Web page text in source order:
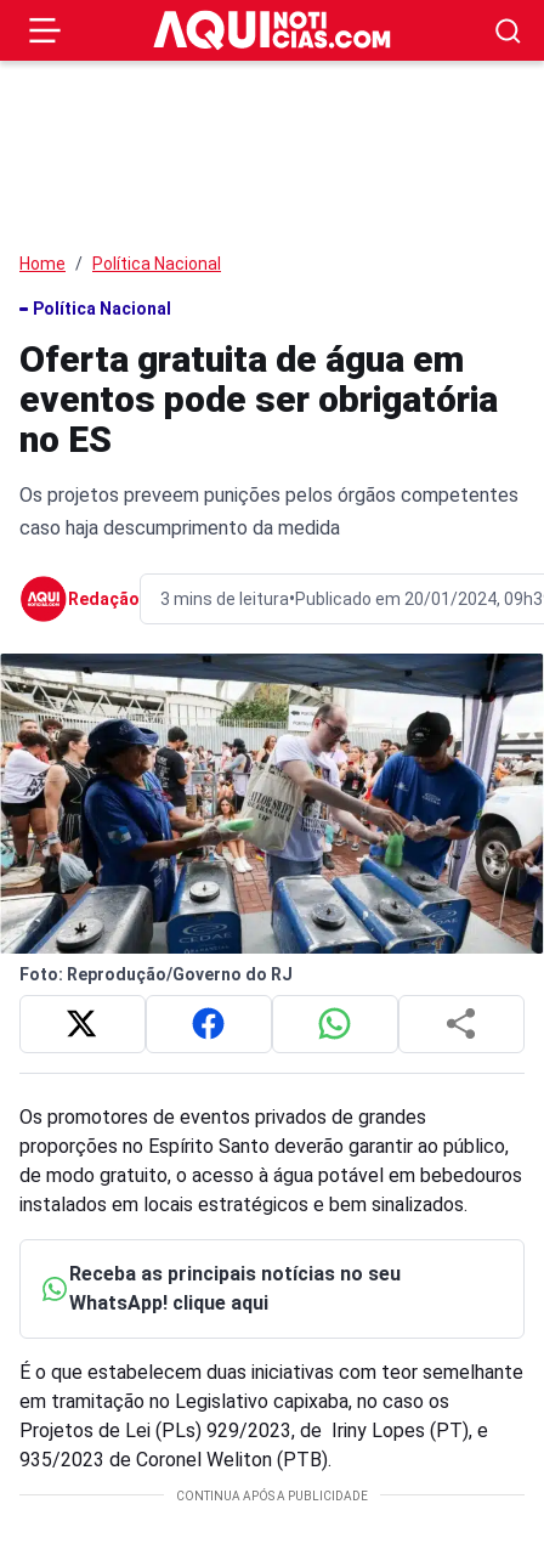
Home Política Nacional
Política Nacional
Oferta gratuita de água em
eventos pode ser obrigatória
no ES
Os projetos preveem punições pelos órgãos competentes
caso haja descumprimento da medida
Redação 3 mins de leitura•Publicado em 20/01/2024,
Foto: Reprodução/Governo do RJ
Os promotores de eventos privados de grandes
proporções no Espírito Santo deverão garantir ao público,
de modo gratuito, o acesso à água potável em bebedouros
instalados em locais estratégicos e bem sinalizados.
Receba as principais notícias no seu
WhatsApp! clique aqui
É o que estabelecem duas iniciativas com teor semelhante
em tramitação no Legislativo capixaba, no caso os
Projetos de Lei (PLs) 929/2023, de Iriny Lopes (PT), e
935/2023 de Coronel Weliton (PTB).